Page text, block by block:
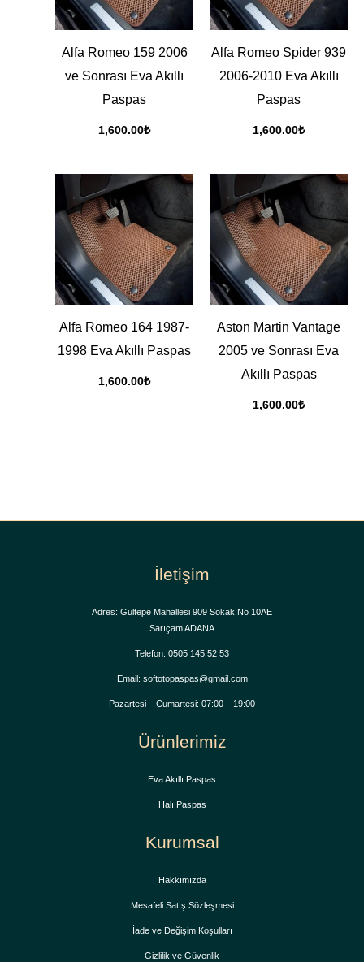
Alfa Romeo 159 2006
ve Sonrası Eva Akıllı
Paspas
1,600.00₺
Alfa Romeo Spider 939
2006-2010 Eva Akıllı
Paspas
1,600.00₺
Alfa Romeo 164 1987-
1998 Eva Akıllı Paspas
1,600.00₺
Aston Martin Vantage
2005 ve Sonrası Eva
Akıllı Paspas
1,600.00₺
İletişim
Adres: Gültepe Mahallesi 909 Sokak No 10AE
Sarıçam ADANA
Telefon: 0505 145 52 53
Email: softotopaspas@gmail.com
Pazartesi – Cumartesi: 07:00 – 19:00
Ürünlerimiz
Eva Akıllı Paspas
Halı Paspas
Kurumsal
Hakkımızda
Mesafeli Satış Sözleşmesi
İade ve Değişim Koşulları
Gizlilik ve Güvenlik